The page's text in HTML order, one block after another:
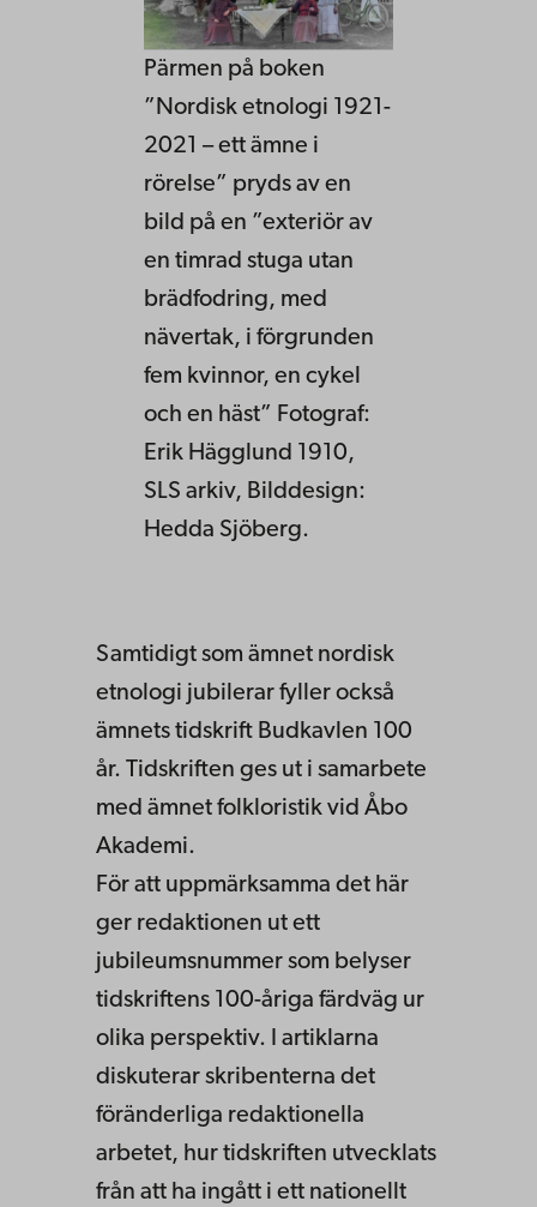
Pärmen på boken
”Nordisk etnologi 1921-
2021 – ett ämne i
rörelse” pryds av en
bild på en ”exteriör av
en timrad stuga utan
brädfodring, med
nävertak, i förgrunden
fem kvinnor, en cykel
och en häst” Fotograf:
Erik Hägglund 1910,
SLS arkiv, Bilddesign:
Hedda Sjöberg.
Samtidigt som ämnet nordisk
etnologi jubilerar fyller också
ämnets tidskrift Budkavlen 100
år. Tidskriften ges ut i samarbete
med ämnet folkloristik vid Åbo
Akademi.
För att uppmärksamma det här
ger redaktionen ut ett
jubileumsnummer som belyser
tidskriftens 100-åriga färdväg ur
olika perspektiv. I artiklarna
diskuterar skribenterna det
föränderliga redaktionella
arbetet, hur tidskriften utvecklats
från att ha ingått i ett nationellt